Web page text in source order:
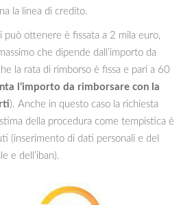
la linea di credito.
può ottenere è fissata a 2 mila euro,
che dipende dall’importo da
la rata di rimborso è fissa e pari a 60
l’importo da rimborsare con la
). Anche in questo caso la richiesta
della procedura come tempistica è
(inserimento di dati personali e del
e dell’iban).